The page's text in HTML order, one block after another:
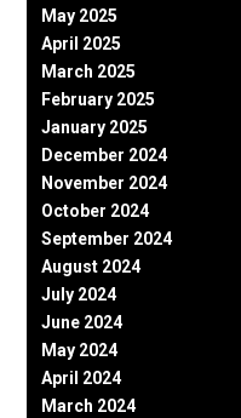
May 2025
April 2025
March 2025
February 2025
January 2025
December 2024
November 2024
October 2024
September 2024
August 2024
July 2024
June 2024
May 2024
April 2024
March 2024